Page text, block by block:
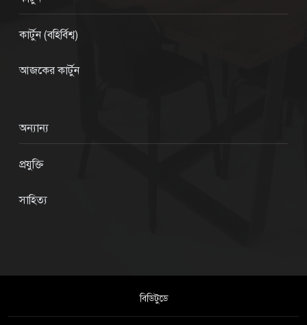
কার্টুন (বহির্বিশ্ব)
আজকের কার্টুন
অন্যান্য
প্রযুক্তি
সাহিত্য
বিডিটুডে